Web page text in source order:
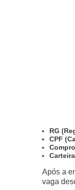
RG
CPF
Após a
vaga